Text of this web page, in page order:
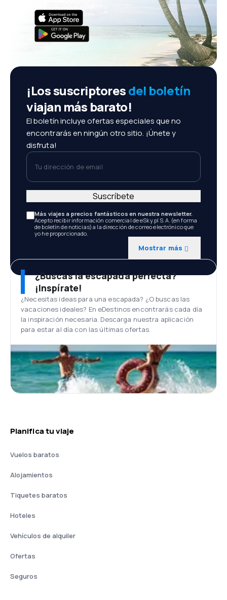
¡Los suscriptoresdel boletín
viajan más barato!
El boletín incluye ofertas especiales que no
encontrarás en ningún otro sitio. ¡Únete y
disfruta!
Tu dirección de email
Más viajes a precios fantásticos en nuestra newsletter.
Acepto recibir información comercial de eSky.pl S.A. (en forma
de boletín de noticias) a la dirección de correo electrónico que
yo he proporcionado.
Mostrar más
Suscríbete
¿Buscas la escapada perfecta?
¡Inspírate!
¿Necesitas ideas para una escapada? ¿O buscas las
vacaciones ideales? En eDestinos encontrarás cada día
la inspiración necesaria. Descarga nuestra aplicación
para estar al día con las últimas ofertas.
Planifica tu viaje
Vuelos baratos
Alojamientos
Tiquetes baratos
Hoteles
Vehículos de alquiler
Ofertas
Seguros